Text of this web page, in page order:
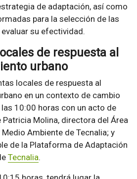
de adaptación, así como
para la selección de las
su efectividad.
de respuesta al
urbano
locales de respuesta al
en un contexto de cambio
las 10:00 horas con un acto de
Patricia Molina, directora del Área
Ambiente de Tecnalia; y
de la Plataforma de Adaptación
Tecnalia.